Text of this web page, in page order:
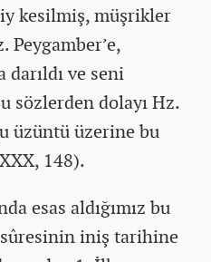
kesilmiş, müşrikler
Peygamber’e,
ve seni
sözlerden dolayı Hz.
üzüntü üzerine bu
148).
esas aldığımız bu
sûresinin iniş tarihine